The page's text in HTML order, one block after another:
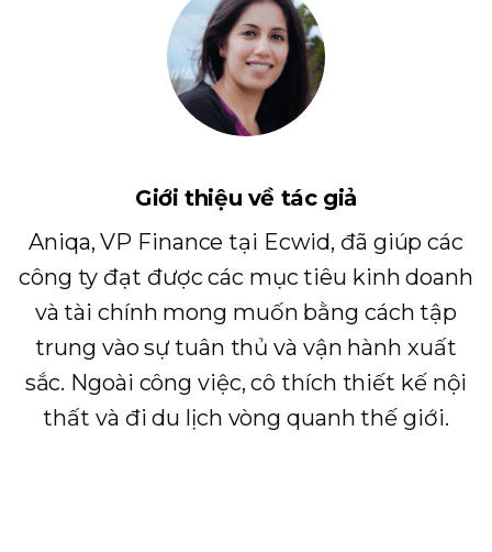
Giới thiệu về tác giả
Aniqa, VP Finance tại Ecwid, đã giúp các
công ty đạt được các mục tiêu kinh doanh
và tài chính mong muốn bằng cách tập
trung vào sự tuân thủ và vận hành xuất
sắc. Ngoài công việc, cô thích thiết kế nội
thất và đi du lịch vòng quanh thế giới.